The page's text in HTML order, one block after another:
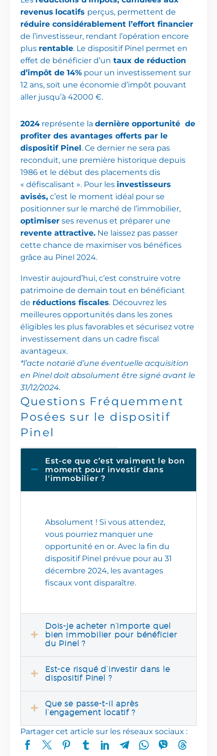
revenus locatifs perçus, permettent de
réduire considérablement l’effort financier
de l’investisseur, rendant l’opération encore
plus rentable. Le dispositif Pinel permet en
effet de bénéficier d’un taux de réduction
d’impôt de 14% pour un investissement sur
12 ans, soit une économie d’impôt pouvant
aller jusqu’à 42000 €.
2024 représente la dernière opportunité de
profiter des avantages offerts par le
dispositif Pinel. Ce dernier ne sera pas
reconduit, une première historique depuis
1986 et le début des placements dis
« défiscalisant ». Pour les investisseurs
avisés, c’est le moment idéal pour se
positionner sur le marché de l’immobilier,
optimiser ses revenus et préparer une
revente attractive. Ne laissez pas passer
cette chance de maximiser vos bénéfices
grâce au Pinel 2024.
Investir aujourd’hui, c’est construire votre
patrimoine de demain tout en bénéficiant
de réductions fiscales. Découvrez les
meilleures opportunités dans les zones
éligibles les plus favorables et sécurisez votre
investissement dans un cadre fiscal
avantageux.
*l’acte notarié d’une éventuelle acquisition
en Pinel doit absolument être signé avant le
31/12/2024.
Questions Fréquemment
Posées sur le dispositif
Pinel
Est-ce que c’est vraiment le bon
moment pour investir dans
l'immobilier ?
Absolument ! Si vous attendez,
vous pourriez manquer une
opportunité en or. Avec la fin du
dispositif Pinel prévue pour au 31
décembre 2024, les avantages
fiscaux vont disparaître.
Dois-je acheter n’importe quel
bien immobilier pour bénéficier
du Pinel ?
Est-ce risqué d’investir dans le
dispositif Pinel ?
Que se passe-t-il après
l’engagement locatif ?
Partager cet article sur les réseaux sociaux :